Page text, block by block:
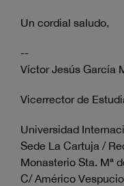
Un cordial saludo,
--
Víctor Jesús García
Vicerrector de
Universidad
Sede La Cartuja /
Monasterio Sta. Mª
C/ Américo